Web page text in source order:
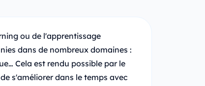
ou de l'apprentissage
dans de nombreux domaines :
Cela est rendu possible par le
s'améliorer dans le temps avec